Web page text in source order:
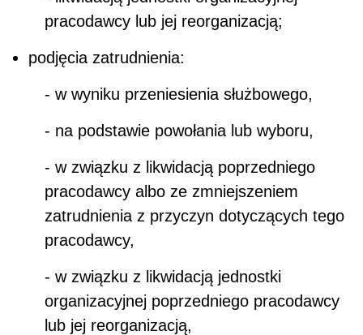
pracodawcy lub jej reorganizacją;
podjęcia zatrudnienia:
- w wyniku przeniesienia służbowego,
- na podstawie powołania lub wyboru,
- w związku z likwidacją poprzedniego
pracodawcy albo ze zmniejszeniem
zatrudnienia z przyczyn dotyczących tego
pracodawcy,
- w związku z likwidacją jednostki
organizacyjnej poprzedniego pracodawcy
lub jej reorganizacją,